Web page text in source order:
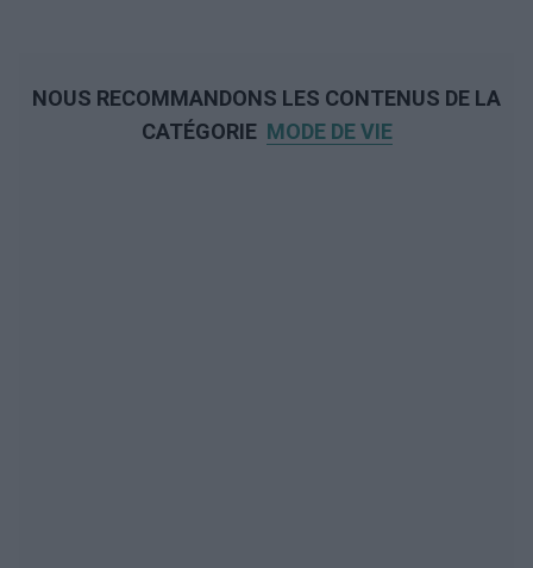
NOUS RECOMMANDONS LES CONTENUS DE LA
CATÉGORIE MODE DE VIE